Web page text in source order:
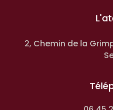
2, Chemin de la